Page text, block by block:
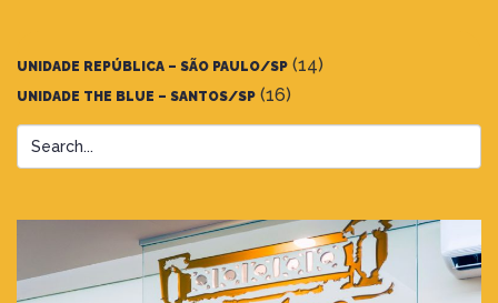
UNIDADE REPÚBLICA – SÃO PAULO/SP (14)
UNIDADE THE BLUE – SANTOS/SP (16)